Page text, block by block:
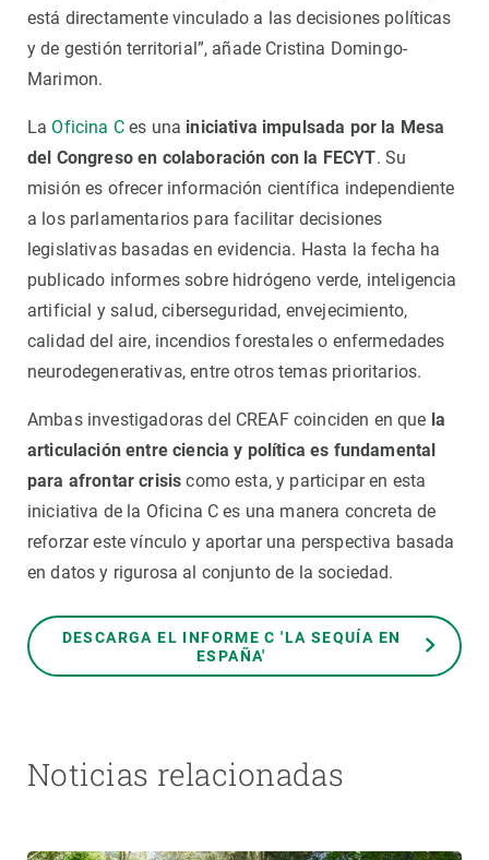
está directamente vinculado a las decisiones políticas
y de gestión territorial”, añade Cristina Domingo-
Marimon.
La Oficina Ces una iniciativa impulsada por la Mesa
del Congreso en colaboración con la FECYT. Su
misión es ofrecer información científica independiente
a los parlamentarios para facilitar decisiones
legislativas basadas en evidencia. Hasta la fecha ha
publicado informes sobre hidrógeno verde, inteligencia
artificial y salud, ciberseguridad, envejecimiento,
calidad del aire, incendios forestales o enfermedades
neurodegenerativas, entre otros temas prioritarios.
Ambas investigadoras del CREAF coinciden en que la
articulación entre ciencia y política es fundamental
para afrontar crisis como esta, y participar en esta
iniciativa de la Oficina C es una manera concreta de
reforzar este vínculo y aportar una perspectiva basada
en datos y rigurosa al conjunto de la sociedad.
DESCARGA EL INFORME C 'LA SEQUÍA EN
ESPAÑA'
Noticias relacionadas